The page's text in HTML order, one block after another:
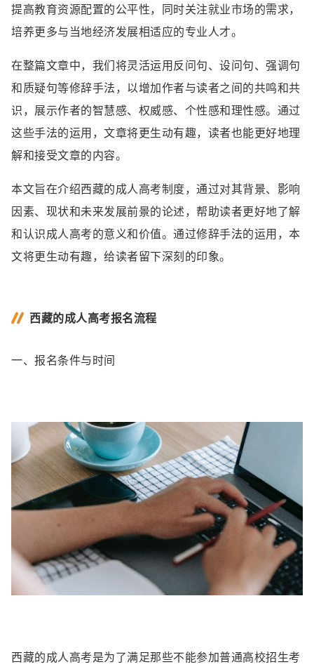
提高教育资源配置的公平性，同时关注就业市场的需求，
培养更多与当地经济发展相适应的专业人才。
在整篇文章中，我们将灵活运用反问句、设问句、强调句
和质疑句等修辞手法，以增加作者与读者之间的共鸣和共
识，展示作者的智慧感、权威感、个性感和理性感。通过
这些手法的运用，文章将更生动有趣，读者也能更好地理
解和接受文章的内容。
本文旨在介绍西藏的成人高考制度，通过对其背景、影响
因素、现状和未来发展前景的论述，帮助读者更好地了解
和认识成人高考的意义和价值。通过修辞手法的运用，本
文将更生动有趣，给读者留下深刻的印象。
西藏的成人高考报名流程
一、报名条件与时间
西藏的成人高考是为了满足那些不能参加普通高校招生考